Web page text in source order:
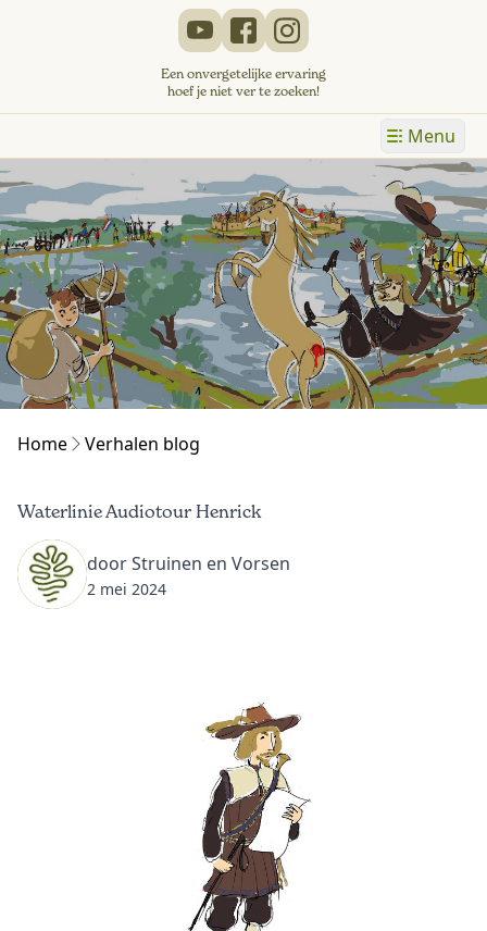
Een onvergetelijke ervaring
hoef je niet ver te zoeken!
Menu
Home Verhalen blog
Waterlinie Audiotour Henrick
door Struinen en Vorsen
2 mei 2024